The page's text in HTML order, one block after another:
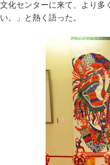
文化センターに来て、より多
い。」と熱く語った。